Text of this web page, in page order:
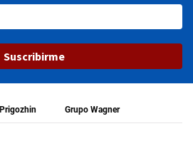
Suscribirme
Prigozhin Grupo Wagner